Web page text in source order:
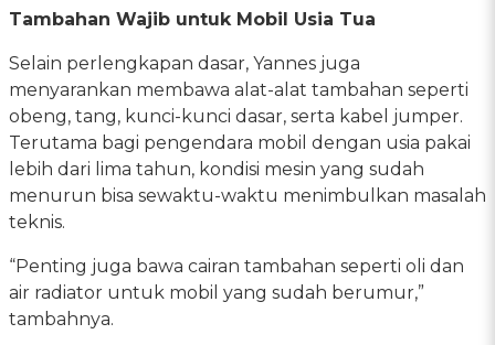
Tambahan Wajib untuk Mobil Usia Tua
Selain perlengkapan dasar, Yannes juga
menyarankan membawa alat-alat tambahan seperti
obeng, tang, kunci-kunci dasar, serta kabel jumper.
Terutama bagi pengendara mobil dengan usia pakai
lebih dari lima tahun, kondisi mesin yang sudah
menurun bisa sewaktu-waktu menimbulkan masalah
teknis.
“Penting juga bawa cairan tambahan seperti oli dan
air radiator untuk mobil yang sudah berumur,”
tambahnya.